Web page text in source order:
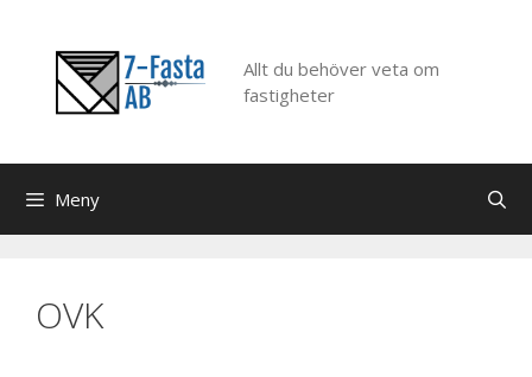
innehåll
Allt du behöver veta om
fastigheter
Meny
OVK